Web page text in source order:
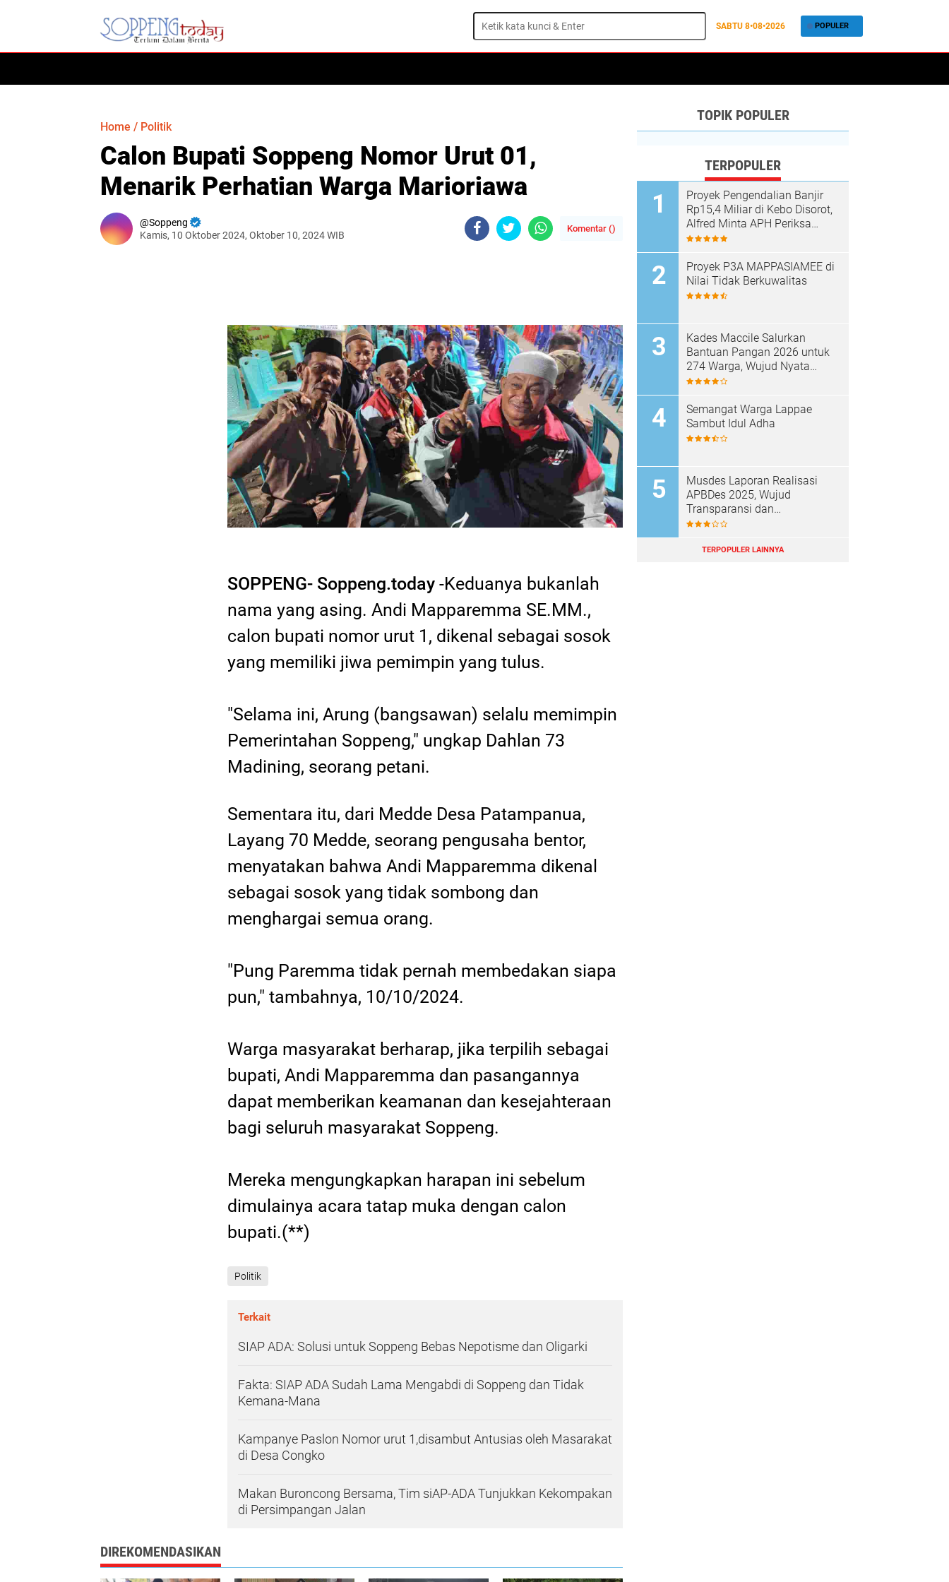
SABTU 8•08•2026 POPULER
Home / Politik
Calon Bupati Soppeng Nomor Urut 01,
Menarik Perhatian Warga Marioriawa
Soppeng
Kamis, 10 Oktober 2024, Oktober 10, 2024 WIB
Komentar ()
SOPPENG- Soppeng.today -Keduanya bukanlah
nama yang asing. Andi Mapparemma SE.MM.,
calon bupati nomor urut 1, dikenal sebagai sosok
yang memiliki jiwa pemimpin yang tulus.
"Selama ini, Arung (bangsawan) selalu memimpin
Pemerintahan Soppeng," ungkap Dahlan 73
Madining, seorang petani.
Sementara itu, dari Medde Desa Patampanua,
Layang 70 Medde, seorang pengusaha bentor,
menyatakan bahwa Andi Mapparemma dikenal
sebagai sosok yang tidak sombong dan
menghargai semua orang.
"Pung Paremma tidak pernah membedakan siapa
pun," tambahnya, 10/10/2024.
Warga masyarakat berharap, jika terpilih sebagai
bupati, Andi Mapparemma dan pasangannya
dapat memberikan keamanan dan kesejahteraan
bagi seluruh masyarakat Soppeng.
Mereka mengungkapkan harapan ini sebelum
dimulainya acara tatap muka dengan calon
bupati.(**)
Politik
Terkait
SIAP ADA: Solusi untuk Soppeng Bebas Nepotisme dan Oligarki
Fakta: SIAP ADA Sudah Lama Mengabdi di Soppeng dan Tidak
Kemana-Mana
Kampanye Paslon Nomor urut 1,disambut Antusias oleh Masarakat
di Desa Congko
Makan Buroncong Bersama, Tim siAP-ADA Tunjukkan Kekompakan
di Persimpangan Jalan
DIREKOMENDASIKAN
TOPIK POPULER
TERPOPULER
Proyek Pengendalian Banjir
Rp15,4 Miliar di Kebo Disorot,
Alfred Minta APH Periksa
Dugaan Material Ilegal
Proyek P3A MAPPASIAMEE di
Nilai Tidak Berkuwalitas
Kades Maccile Salurkan
Bantuan Pangan 2026 untuk
274 Warga, Wujud Nyata
Kepedulian terhadap
Semangat Warga Lappae
Sambut Idul Adha
Musdes Laporan Realisasi
APBDes 2025, Wujud
Transparansi dan
Akuntabilitas Desa Parenring
TERPOPULER LAINNYA